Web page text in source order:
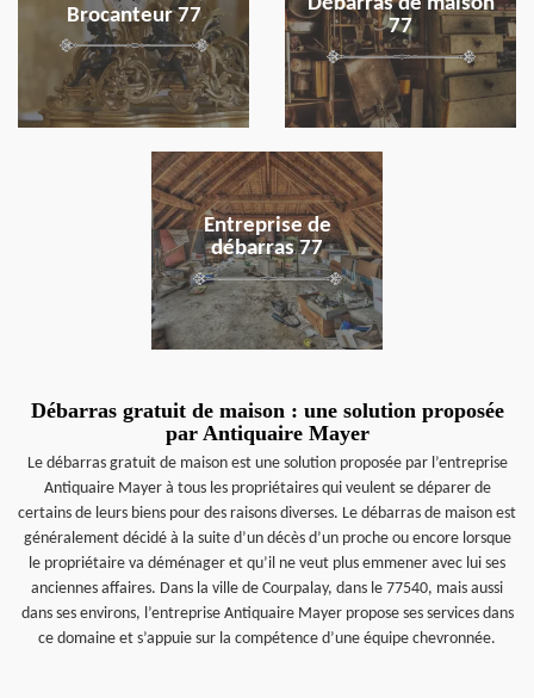
Brocanteur 77
77
Entreprise de
débarras 77
en savoir plus
Débarras gratuit de maison : une solution proposée
par Antiquaire Mayer
Le débarras gratuit de maison est une solution proposée par l’entreprise
Antiquaire Mayer à tous les propriétaires qui veulent se déparer de
certains de leurs biens pour des raisons diverses. Le débarras de maison est
généralement décidé à la suite d’un décès d’un proche ou encore lorsque
le propriétaire va déménager et qu’il ne veut plus emmener avec lui ses
anciennes affaires. Dans la ville de Courpalay, dans le 77540, mais aussi
dans ses environs, l’entreprise Antiquaire Mayer propose ses services dans
ce domaine et s’appuie sur la compétence d’une équipe chevronnée.